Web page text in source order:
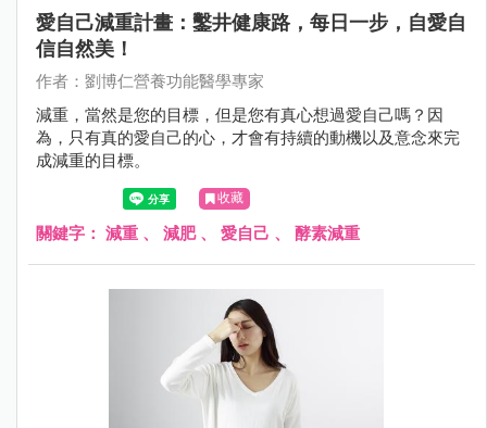
愛自己減重計畫：鑿井健康路，每日一步，自愛自
信自然美！
作者：劉博仁營養功能醫學專家
減重，當然是您的目標，但是您有真心想過愛自己嗎？因
為，只有真的愛自己的心，才會有持續的動機以及意念來完
成減重的目標。
收藏
關鍵字： 減重 、 減肥、 愛自己 、 酵素減重